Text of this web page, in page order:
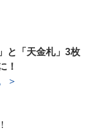
と「天金札」3枚
！
＞